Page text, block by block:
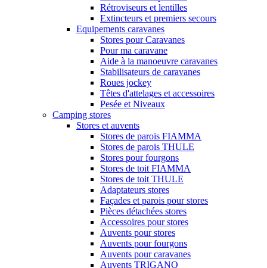
Rétroviseurs et lentilles
Extincteurs et premiers secours
Equipements caravanes
Stores pour Caravanes
Pour ma caravane
Aide à la manoeuvre caravanes
Stabilisateurs de caravanes
Roues jockey
Têtes d'attelages et accessoires
Pesée et Niveaux
Camping stores
Stores et auvents
Stores de parois FIAMMA
Stores de parois THULE
Stores pour fourgons
Stores de toit FIAMMA
Stores de toit THULE
Adaptateurs stores
Façades et parois pour stores
Pièces détachées stores
Accessoires pour stores
Auvents pour stores
Auvents pour fourgons
Auvents pour caravanes
Auvents TRIGANO